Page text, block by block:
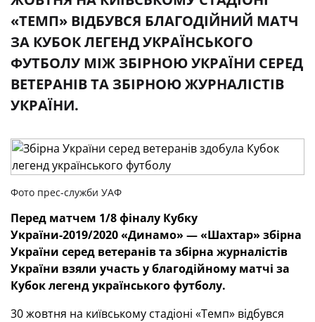
«ТЕМП» ВІДБУВСЯ БЛАГОДІЙНИЙ МАТЧ
ЗА КУБОК ЛЕГЕНД УКРАЇНСЬКОГО
ФУТБОЛУ МІЖ ЗБІРНОЮ УКРАЇНИ СЕРЕД
ВЕТЕРАНІВ ТА ЗБІРНОЮ ЖУРНАЛІСТІВ
УКРАЇНИ.
Фото прес-служби УАФ
Перед матчем 1/8 фіналу Кубку
України-2019/2020 «Динамо» — «Шахтар» збірна
України серед ветеранів та збірна журналістів
України взяли участь у благодійному матчі за
Кубок легенд українського футболу.
30 жовтня на київському стадіоні «Темп» відбувся